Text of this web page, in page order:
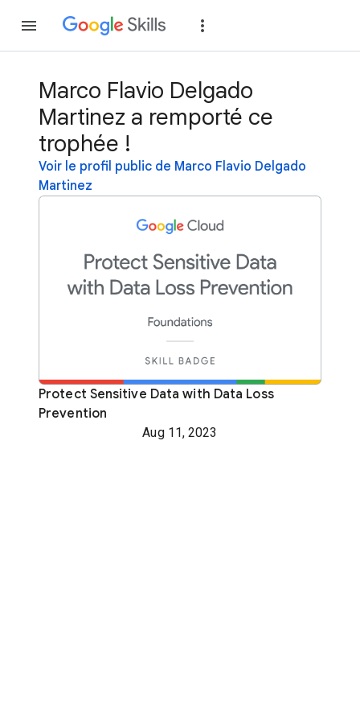
Marco Flavio Delgado
Martinez a remporté ce
trophée !
Voir le profil public de Marco Flavio Delgado
Martinez